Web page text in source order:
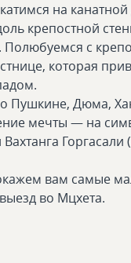
на
крепостной
Полюбуемся с
которая
Пушкине, Дюма,
мечты — на
вам самые
во Мцхета.